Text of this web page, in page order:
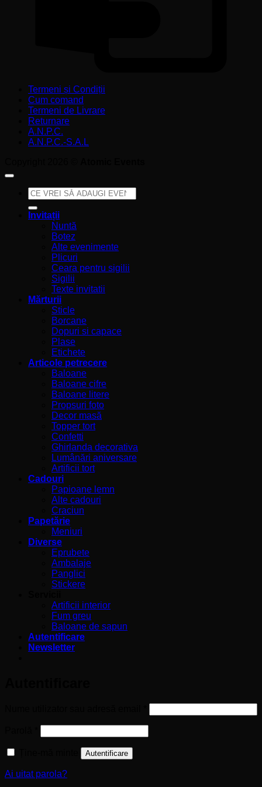
Termeni și Condiții
Cum comand
Termeni de Livrare
Returnare
A.N.P.C.
A.N.P.C.-S.A.L
Caută
după:
Invitații
Nuntă
Botez
Alte evenimente
Plicuri
Ceara pentru sigilii
Sigilii
Texte invitatii
Mărturii
Sticle
Borcane
Dopuri si capace
Plase
Etichete
Articole petrecere
Baloane
Baloane cifre
Baloane litere
Propsuri foto
Decor masă
Topper tort
Confetti
Ghirlanda decorativa
Lumânări aniversare
Artificii tort
Cadouri
Papioane lemn
Alte cadouri
Craciun
Papetărie
Meniuri
Diverse
Eprubete
Ambalaje
Panglici
Stickere
Artificii interior
Fum greu
Baloane de sapun
Autentificare
Newsletter
Autentificare
Ai uitat parola?